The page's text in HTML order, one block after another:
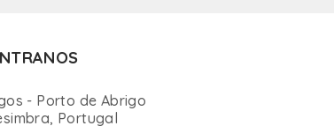
- Porto de Abrigo
Portugal